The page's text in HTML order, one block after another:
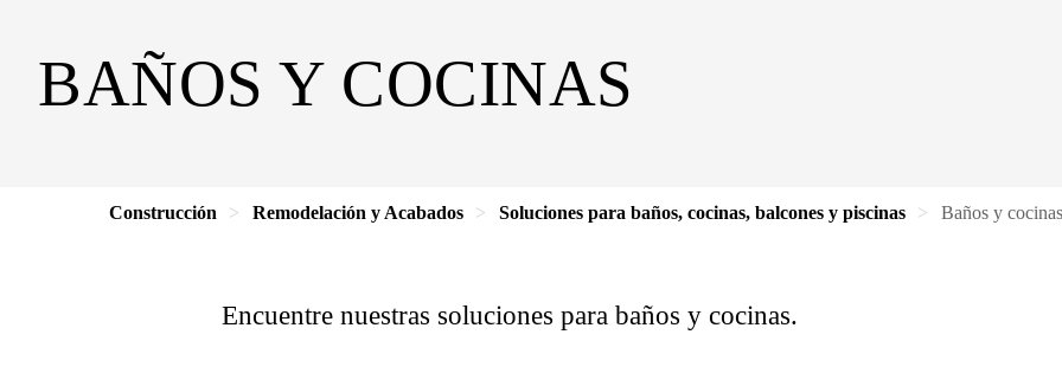
BAÑOS Y COCINAS
Construcción Remodelación y Acabados Soluciones para baños, cocinas, balcones y piscinas Baños y cocinas
Encuentre nuestras soluciones para baños y cocinas.